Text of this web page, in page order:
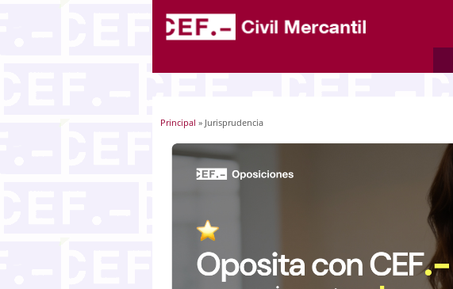
Usted está aquí
Principal » Jurisprudencia